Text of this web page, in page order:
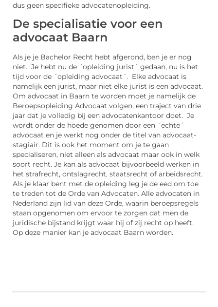
dus geen specifieke advocatenopleiding.
De specialisatie voor een
advocaat Baarn
Als je je Bachelor Recht hebt afgerond, ben je er nog
niet. Je hebt nu de ´opleiding jurist´ gedaan, nu is het
tijd voor de ´opleiding advocaat´. Elke advocaat is
namelijk een jurist, maar niet elke jurist is een advocaat.
Om advocaat in Baarn te worden moet je namelijk de
Beroepsopleiding Advocaat volgen, een traject van drie
jaar dat je volledig bij een advocatenkantoor doet. Je
wordt onder de hoede genomen door een ´echte´
advocaat en je werkt nog onder de titel van advocaat-
stagiair. Dit is ook het moment om je te gaan
specialiseren, niet alleen als advocaat maar ook in welk
soort recht. Je kan als advocaat bijvoorbeeld werken in
het strafrecht, ontslagrecht, staatsrecht of arbeidsrecht.
Als je klaar bent met de opleiding leg je de eed om toe
te treden tot de Orde van Advocaten. Alle advocaten in
Nederland zijn lid van deze Orde, waarin beroepsregels
staan opgenomen om ervoor te zorgen dat men de
juridische bijstand krijgt waar hij of zij recht op heeft.
Op deze manier kan je advocaat Baarn worden.